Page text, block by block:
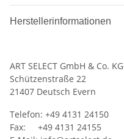
Herstellerinformationen
ART SELECT GmbH & Co. KG
‍Schützenstraße 22
21407 Deutsch Evern
Telefon: +49 4131 24150
Fax: +49 4131 24155